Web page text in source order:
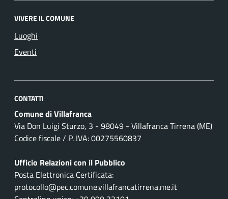
VIVERE IL COMUNE
Luoghi
Eventi
CONTATTI
Comune di Villafranca
Via Don Luigi Sturzo, 3 - 98049 - Villafranca Tirrena (ME)
Codice fiscale / P. IVA: 00275560837
Ufficio Relazioni con il Pubblico
Posta Elettronica Certificata:
protocollo@pec.comune.villafrancatirrena.me.it